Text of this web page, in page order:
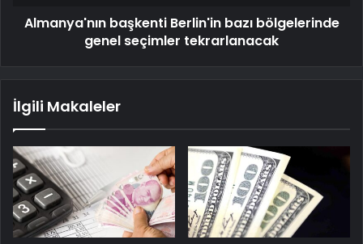
Almanya'nın başkenti Berlin'in bazı bölgelerinde
genel seçimler tekrarlanacak
İlgili Makaleler